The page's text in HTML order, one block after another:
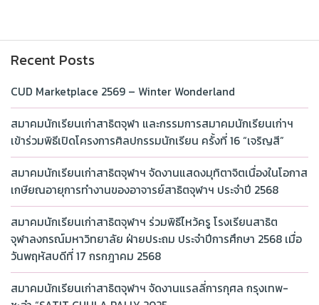
Recent Posts
CUD Marketplace 2569 – Winter Wonderland
สมาคมนักเรียนเก่าสาธิตจุฬา และกรรมการสมาคมนักเรียนเก่าฯ
เข้าร่วมพิธีเปิดโครงการศิลปกรรมนักเรียน ครั้งที่ 16 “เจริญสี”
สมาคมนักเรียนเก่าสาธิตจุฬาฯ จัดงานแสดงมุทิตาจิตเนื่องในโอกาส
เกษียณอายุการทำงานของอาจารย์สาธิตจุฬาฯ ประจำปี 2568
สมาคมนักเรียนเก่าสาธิตจุฬาฯ ร่วมพิธีไหว้ครู โรงเรียนสาธิต
จุฬาลงกรณ์มหาวิทยาลัย ฝ่ายประถม ประจำปีการศึกษา 2568 เมื่อ
วันพฤหัสบดีที่ 17 กรกฎาคม 2568
สมาคมนักเรียนเก่าสาธิตจุฬาฯ จัดงานแรลลี่การกุศล กรุงเทพ-